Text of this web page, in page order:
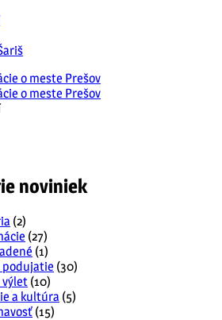
noviniek
(2)
(27)
(1)
podujatie (30)
výlet (10)
a kultúra (5)
(15)